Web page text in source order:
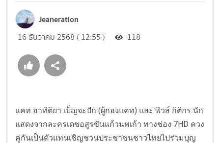
Jeaneration
16 ธันวาคม 2568 ( 12:55 ) 118
แคท อาทิติยา เบ็ญจะปัก (ผู้กองแคท) และ ฟิวส์ กิติกร นัก
แสดงจากละครเดชอสูรขันแก้วนพเก้า ทางช่อง 7HD ควง
คู่กันเป็นตัวแทนเชิญชวนประชาชนชาวไทยไปร่วมบุญ